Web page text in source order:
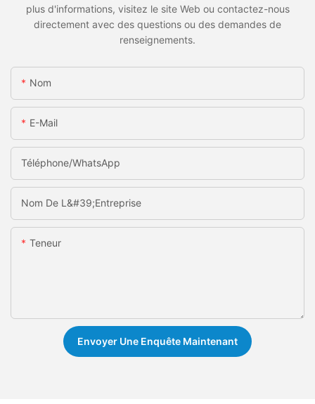
plus d'informations, visitez le site Web ou contactez-nous
directement avec des questions ou des demandes de
renseignements.
Nom
E-Mail
Téléphone/WhatsApp
Nom De L&#39;entreprise
Teneur
Envoyer Une Enquête Maintenant